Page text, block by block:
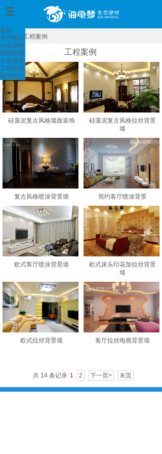
首页
关于我们
企业新闻
招商加盟
企业资质
工程案例
联系我们
工程案例
首页>
工程案例
硅藻泥复古风格墙面装饰
硅藻泥复古风格拉丝背景
墙
复古风格喷涂背景墙 简约客厅喷涂背景
欧式客厅喷涂背景墙
欧式床头印花加拉丝背景
墙
欧式拉丝背景墙 客厅拉丝电视背景墙
共 14 条记录 1 2 下一页> 末页
深圳市海龟梦新能源科技环保有限公司版权所有
地址/address：深圳市龙岗区吉华街道办赛格ECO中心5
栋1002
邮箱/phone：haiguimeng@out look.com